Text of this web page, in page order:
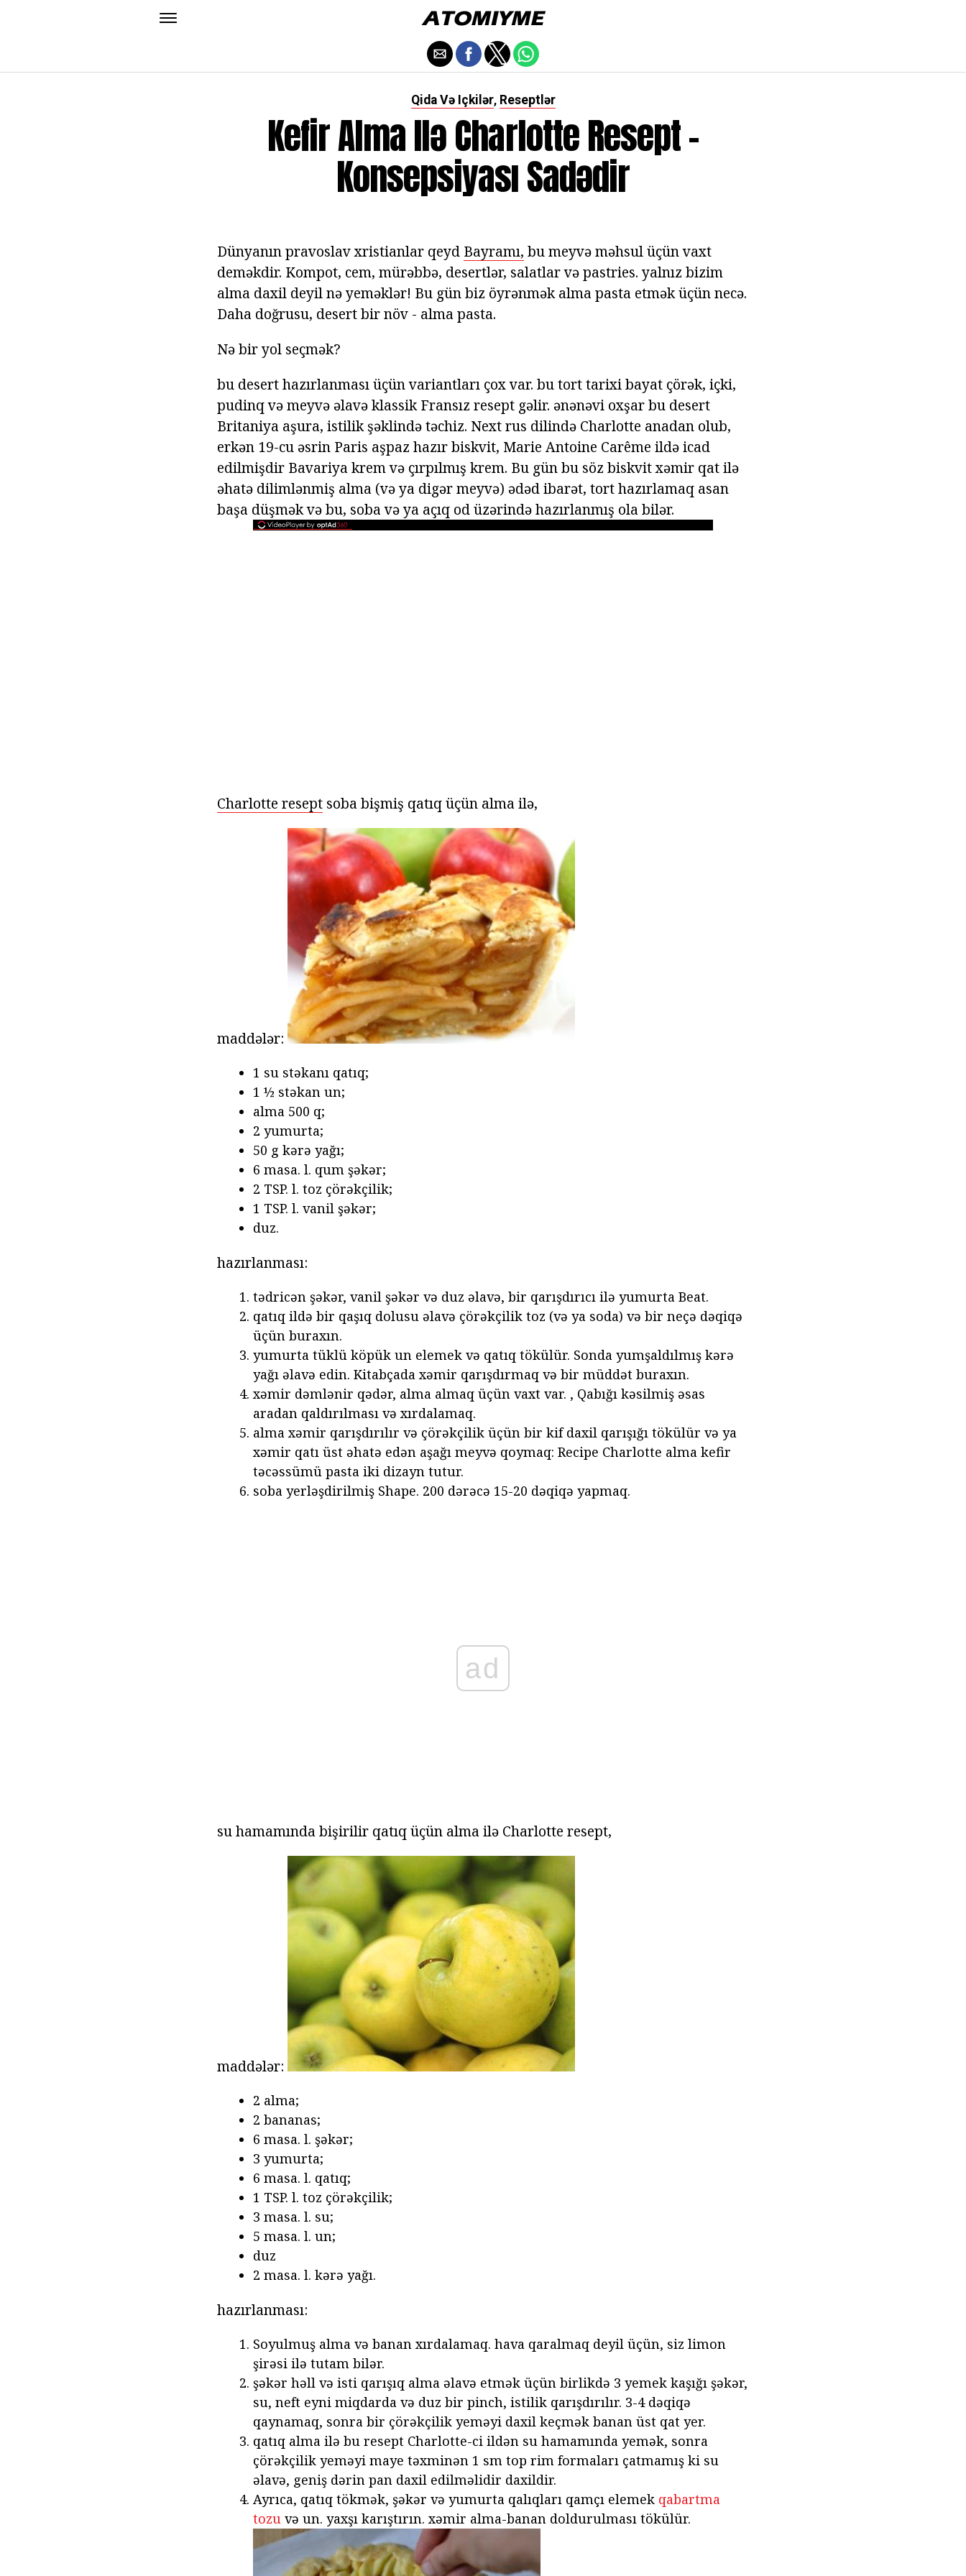
Qida Və Içkilər, Reseptlər
Kefir Alma Ilə Charlotte Resept -
Konsepsiyası Sadədir
Dünyanın pravoslav xristianlar qeyd Bayramı, bu meyvə məhsul üçün vaxt
deməkdir. Kompot, cem, mürəbbə, desertlər, salatlar və pastries. yalnız bizim
alma daxil deyil nə yeməklər! Bu gün biz öyrənmək alma pasta etmək üçün necə.
Daha doğrusu, desert bir növ - alma pasta.
Nə bir yol seçmək?
bu desert hazırlanması üçün variantları çox var. bu tort tarixi bayat çörək, içki,
pudinq və meyvə əlavə klassik Fransız resept gəlir. ənənəvi oxşar bu desert
Britaniya aşura, istilik şəklində təchiz. Next rus dilində Charlotte anadan olub,
erkən 19-cu əsrin Paris aşpaz hazır biskvit, Marie Antoine Carême ildə icad
edilmişdir Bavariya krem və çırpılmış krem. Bu gün bu söz biskvit xəmir qat ilə
əhatə dilimlənmiş alma (və ya digər meyvə) ədəd ibarət, tort hazırlamaq asan
başa düşmək və bu, soba və ya açıq od üzərində hazırlanmış ola bilər.
Charlotte resept soba bişmiş qatıq üçün alma ilə,
maddələr:
1 su stəkanı qatıq;
1 ½ stəkan un;
alma 500 q;
2 yumurta;
50 g kərə yağı;
6 masa. l. qum şəkər;
2 TSP. l. toz çörəkçilik;
1 TSP. l. vanil şəkər;
duz.
hazırlanması:
tədricən şəkər, vanil şəkər və duz əlavə, bir qarışdırıcı ilə yumurta Beat.
qatıq ildə bir qaşıq dolusu əlavə çörəkçilik toz (və ya soda) və bir neçə dəqiqə
üçün buraxın.
yumurta tüklü köpük un elemek və qatıq tökülür. Sonda yumşaldılmış kərə
yağı əlavə edin. Kitabçada xəmir qarışdırmaq və bir müddət buraxın.
xəmir dəmlənir qədər, alma almaq üçün vaxt var. , Qabığı kəsilmiş əsas
aradan qaldırılması və xırdalamaq.
alma xəmir qarışdırılır və çörəkçilik üçün bir kif daxil qarışığı tökülür və ya
xəmir qatı üst əhatə edən aşağı meyvə qoymaq: Recipe Charlotte alma kefir
təcəssümü pasta iki dizayn tutur.
soba yerləşdirilmiş Shape. 200 dərəcə 15-20 dəqiqə yapmaq.
ad
su hamamında bişirilir qatıq üçün alma ilə Charlotte resept,
maddələr:
2 alma;
2 bananas;
6 masa. l. şəkər;
3 yumurta;
6 masa. l. qatıq;
1 TSP. l. toz çörəkçilik;
3 masa. l. su;
5 masa. l. un;
duz
2 masa. l. kərə yağı.
hazırlanması:
Soyulmuş alma və banan xırdalamaq. hava qaralmaq deyil üçün, siz limon
şirəsi ilə tutam bilər.
şəkər həll və isti qarışıq alma əlavə etmək üçün birlikdə 3 yemek kaşığı şəkər,
su, neft eyni miqdarda və duz bir pinch, istilik qarışdırılır. 3-4 dəqiqə
qaynamaq, sonra bir çörəkçilik yeməyi daxil keçmək banan üst qat yer.
qatıq alma ilə bu resept Charlotte-ci ildən su hamamında yemək, sonra
çörəkçilik yeməyi maye təxminən 1 sm top rim formaları çatmamış ki su
əlavə, geniş dərin pan daxil edilməlidir daxildir.
Ayrıca, qatıq tökmək, şəkər və yumurta qalıqları qamçı elemek qabartma
tozu və un. yaxşı karıştırın. xəmir alma-banan doldurulması tökülür.